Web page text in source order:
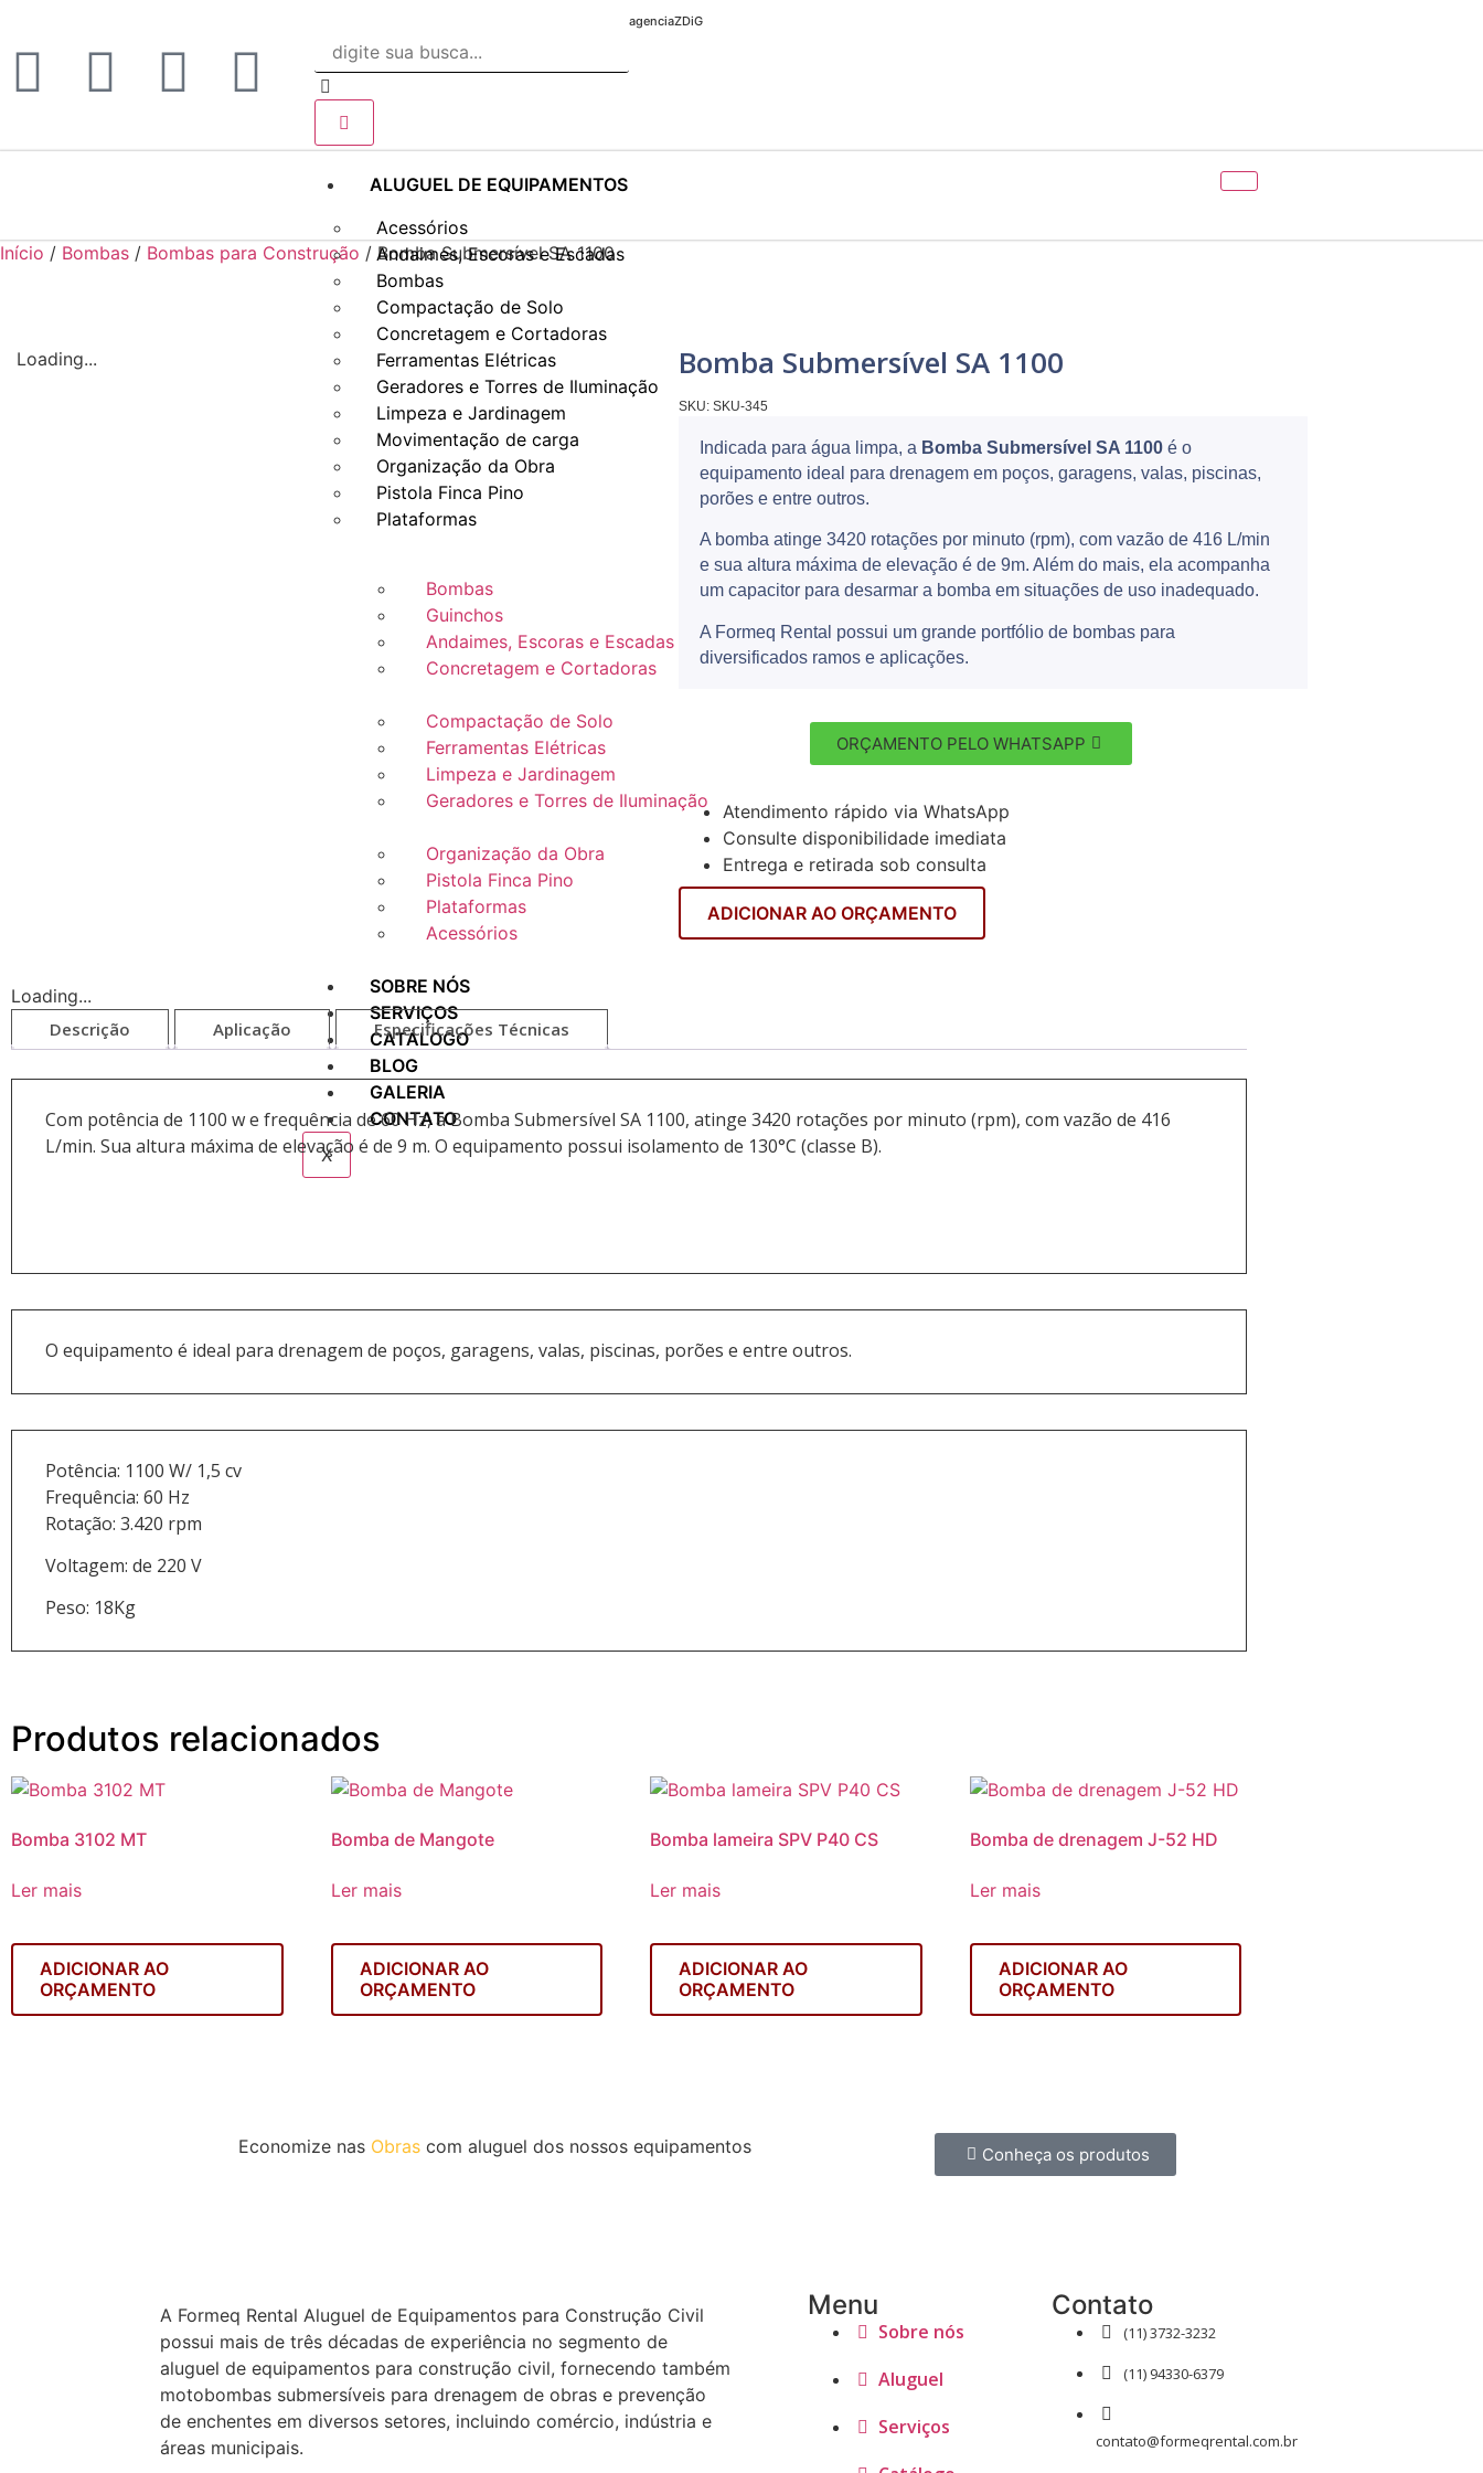
agenciaZDiG
ALUGUEL DE EQUIPAMENTOS
Acessórios
Andaimes, Escoras e Escadas
Bombas
Compactação de Solo
Concretagem e Cortadoras
Ferramentas Elétricas
Geradores e Torres de Iluminação
Limpeza e Jardinagem
Movimentação de carga
Organização da Obra
Pistola Finca Pino
Plataformas
Bombas
Guinchos
Andaimes, Escoras e Escadas
Concretagem e Cortadoras
Compactação de Solo
Ferramentas Elétricas
Limpeza e Jardinagem
Geradores e Torres de Iluminação
Organização da Obra
Pistola Finca Pino
Plataformas
Acessórios
SOBRE NÓS
SERVIÇOS
CATÁLOGO
BLOG
GALERIA
CONTATO
X
Início / Bombas / Bombas para Construção / Bomba Submersível SA 1100
Loading... Bomba Submersível SA 1100
SKU: SKU-345
Indicada para água limpa, a Bomba Submersível SA 1100 é o
equipamento ideal para drenagem em poços, garagens, valas, piscinas,
porões e entre outros.
A bomba atinge 3420 rotações por minuto (rpm), com vazão de 416 L/min
e sua altura máxima de elevação é de 9m. Além do mais, ela acompanha
um capacitor para desarmar a bomba em situações de uso inadequado.
A Formeq Rental possui um grande portfólio de bombas para
diversificados ramos e aplicações.
ORÇAMENTO PELO WHATSAPP
Atendimento rápido via WhatsApp
Consulte disponibilidade imediata
Entrega e retirada sob consulta
ADICIONAR AO ORÇAMENTO
Loading...
Descrição
Aplicação Especificações Técnicas
Com potência de 1100 w e frequência de 60 Hz, a Bomba Submersível SA 1100, atinge 3420 rotações por minuto (rpm), com vazão de 416
L/min. Sua altura máxima de elevação é de 9 m. O equipamento possui isolamento de 130°C (classe B).
O equipamento é ideal para drenagem de poços, garagens, valas, piscinas, porões e entre outros.
Potência: 1100 W/ 1,5 cv
Frequência: 60 Hz
Rotação: 3.420 rpm
Voltagem: de 220 V
Peso: 18Kg
Produtos relacionados
Bomba 3102 MT
Ler mais
ADICIONAR AO
ORÇAMENTO
Bomba de Mangote
Ler mais
ADICIONAR AO
ORÇAMENTO
Bomba lameira SPV P40 CS
Ler mais
ADICIONAR AO
ORÇAMENTO
Bomba de drenagem J-52 HD
Ler mais
ADICIONAR AO
ORÇAMENTO
Economize nas Obras com aluguel dos nossos equipamentos Conheça os produtos
A Formeq Rental Aluguel de Equipamentos para Construção Civil
possui mais de três décadas de experiência no segmento de
aluguel de equipamentos para construção civil, fornecendo também
motobombas submersíveis para drenagem de obras e prevenção
de enchentes em diversos setores, incluindo comércio, indústria e
áreas municipais.
Menu
Sobre nós
Aluguel
Serviços
Contato
(11) 3732-3232
(11) 94330-6379
contato@formeqrental.com.br